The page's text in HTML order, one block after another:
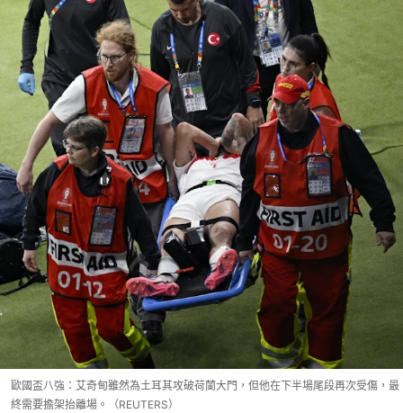
歐國盃八強：艾奇甸雖然為土耳其攻破荷蘭大門，但他在下半場尾段再次受傷，最
終需要擔架抬離場。（REUTERS）